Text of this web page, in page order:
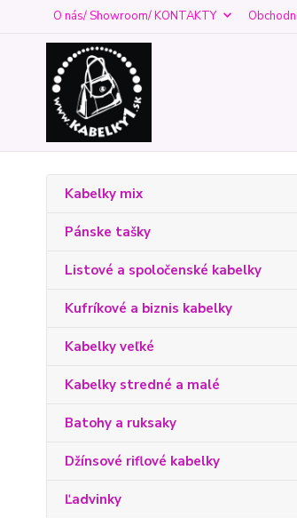
O nás/ Showroom/ KONTAKTY
Kabelky mix
Pánske tašky
Listové a spoločenské kabelky
Kufríkové a biznis kabelky
Kabelky veľké
Kabelky stredné a malé
Batohy a ruksaky
Džínsové riflové kabelky
Ľadvinky